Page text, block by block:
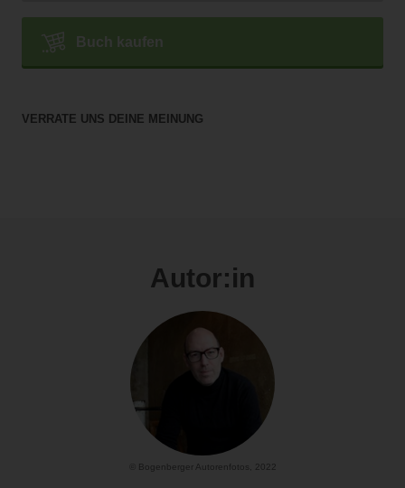
Buch kaufen
VERRATE UNS DEINE MEINUNG
Autor:in
© Bogenberger Autorenfotos, 2022